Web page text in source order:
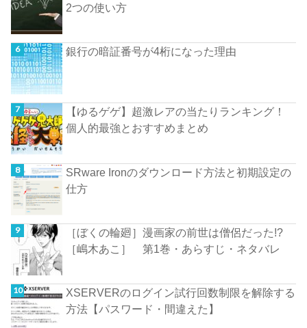
2つの使い方
銀行の暗証番号が4桁になった理由
【ゆるゲゲ】超激レアの当たりランキング！
個人的最強とおすすめまとめ
SRware Ironのダウンロード方法と初期設定の
仕方
［ぼくの輪廻］漫画家の前世は僧侶だった!?
［嶋木あこ］ 第1巻・あらすじ・ネタバレ
XSERVERのログイン試行回数制限を解除する
方法【パスワード・間違えた】